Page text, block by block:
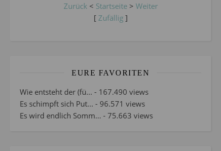
Zurück < Startseite> Weiter
[ Zufällig]
EURE FAVORITEN
Wie entsteht der (fü... - 167.490 views
Es schimpft sich Put... - 96.571 views
Es wird endlich Somm... - 75.663 views